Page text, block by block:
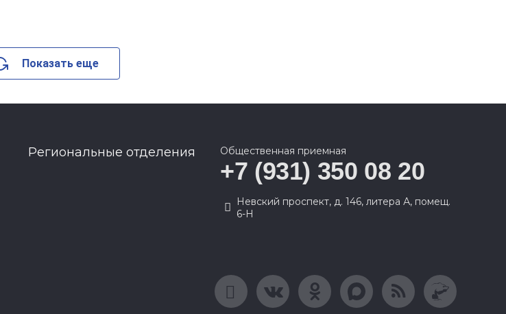
Показать еще
Региональные отделения Общественная приемная
+7 (931) 350 08 20
Невский проспект, д. 146, литера А, помещ.
6-Н